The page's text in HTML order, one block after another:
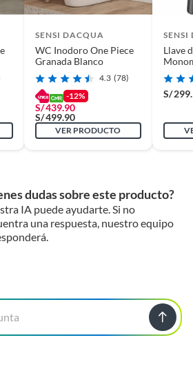
SENSI DACQUA
WC Inodoro One Piece
Granada Blanco
4.3 (78)
-12%
S/439.90
S/499.90
VER PRODUCTO
SENSI
Llave
S/
dudas sobre este producto?
IA puede ayudarte. Si no
una respuesta, nuestro equipo